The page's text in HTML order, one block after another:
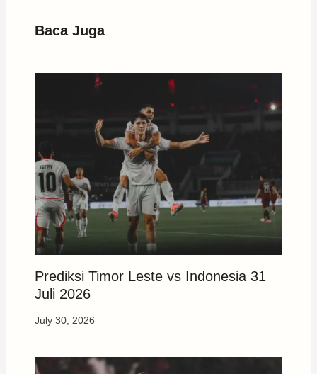
Baca Juga
Prediksi Timor Leste vs Indonesia 31
Juli 2026
July 30, 2026